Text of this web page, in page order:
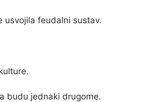
usvojila feudalni sustav.
budu jednaki drugome.